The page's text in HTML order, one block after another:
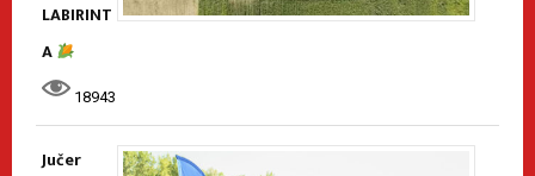
LABIRINT
A
18943
Jučer